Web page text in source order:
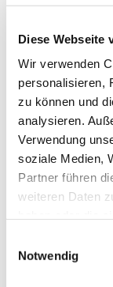
Diese Webseite
Wir verwenden
personalisieren,
zu können und
analysieren.
Verwendung
soziale Medien,
Partner führen
weiteren Daten
Notwendig
klassischen
Hauptgerichte:
Sitzplätze:
Gesellschaft
Termine: siehe